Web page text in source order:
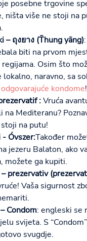
posebne trgovine
ništa više ne stoji na
– ถุงยาง (T̄hung yāng)
biti na prvom
Osim što
lokalno, naravno, sa
odgovarajuće kondome!
:Vruća
na Mediteranu?
na putu!
- Óvszer:Također
jezeru Balaton, ako
možete ga kupiti.
prezervativ
Vaša sigurnost
Condom: engleski se
svijeta. S
svugdje.